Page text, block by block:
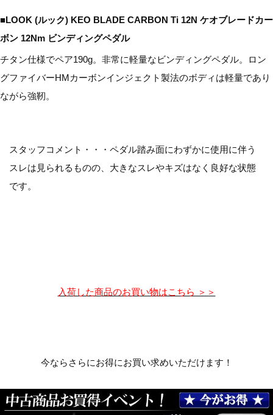
■LOOK (ルック) KEO BLADE CARBON Ti 12N ケオブレードカー
ボン 12Nm ビンディングペダル
チタン仕様でペア190g。非常に軽量なビンディングペダル。ロン
グファイバーHMカーボンインジェクト製法のボディは軽量であり
ながら強靭。
スタッフコメント・・・ペダル踏み面にわずかに使用に伴う
スレは見られるものの、大きなスレやキズはなく良好な状態
です。
入荷した商品のお買い物はこちら ＞＞
今ならさらにお得にお買い求めいただけます！